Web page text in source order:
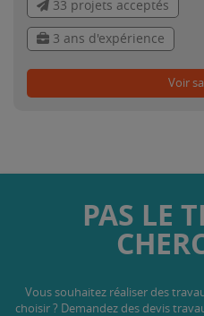
33 projets acceptés
3 ans d'expérience
Voir
PAS LE
Vous souhaitez réaliser des
choisir ? Demandez des devis